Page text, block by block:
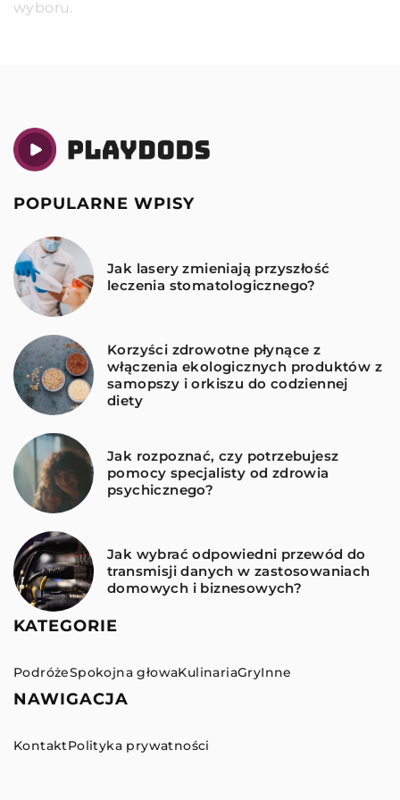
wyboru.
POPULARNE WPISY
Jak lasery zmieniają przyszłość
leczenia stomatologicznego?
Korzyści zdrowotne płynące z
włączenia ekologicznych produktów z
samopszy i orkiszu do codziennej
diety
Jak rozpoznać, czy potrzebujesz
pomocy specjalisty od zdrowia
psychicznego?
Jak wybrać odpowiedni przewód do
transmisji danych w zastosowaniach
domowych i biznesowych?
KATEGORIE
PodróżeSpokojna głowaKulinariaGryInne
NAWIGACJA
KontaktPolityka prywatności